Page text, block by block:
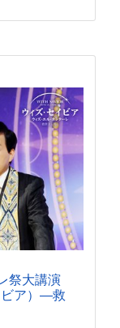
祭大講演
ビア）―救